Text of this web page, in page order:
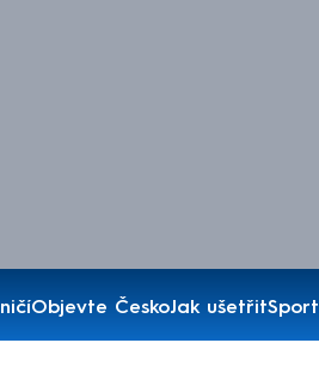
Objevte ČeskoJak ušetřitSport